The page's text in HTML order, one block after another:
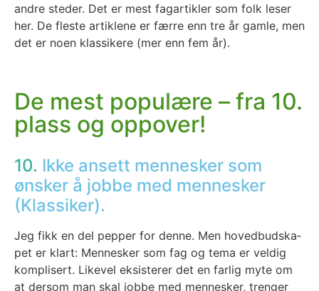
and­re ste­der. Det er mest fag­ar­tik­ler som folk leser
her. De fles­te artik­le­ne er fær­re enn tre år gam­le, men
det er noen klas­si­ke­re (mer enn fem år).
De mest populære – fra 10.
plass og oppover!
10. Ikke ansett mennesker som
ønsker å jobbe med mennesker
(Klassiker).
Jeg fikk en del pep­per for den­ne. Men hoved­bud­ska­
pet er klart: Men­nes­ker som fag og tema er vel­dig
kom­pli­sert. Like­vel eksis­te­rer det en far­lig myte om
at der­som man skal job­be med men­nes­ker, tren­ger